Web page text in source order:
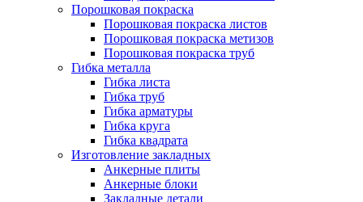
Порошковая покраска
Порошковая покраска листов
Порошковая покраска метизов
Порошковая покраска труб
Гибка металла
Гибка листа
Гибка труб
Гибка арматуры
Гибка круга
Гибка квадрата
Изготовление закладных
Анкерные плиты
Анкерные блоки
Закладные детали